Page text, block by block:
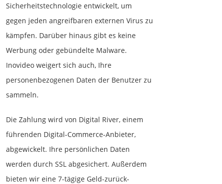
Sicherheitstechnologie entwickelt, um
gegen jeden angreifbaren externen Virus zu
kämpfen. Darüber hinaus gibt es keine
Werbung oder gebündelte Malware.
Inovideo weigert sich auch, Ihre
personenbezogenen Daten der Benutzer zu
sammeln.
Die Zahlung wird von Digital River, einem
führenden Digital-Commerce-Anbieter,
abgewickelt. Ihre persönlichen Daten
werden durch SSL abgesichert. Außerdem
bieten wir eine 7-tägige Geld-zurück-